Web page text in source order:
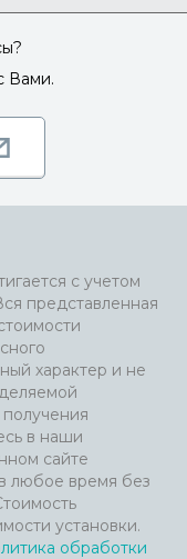
Вами.
с учетом
представленная
характер и не
в наши
сайте
любое время без
установки.
обработки